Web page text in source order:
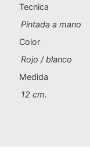
Almería
Badajoz
Tecnica
Pintada a mano
Color
Rojo / blanco
Medida
12 cm.